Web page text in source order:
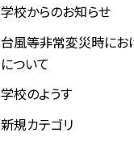
学校からのお知らせ
台風等非常変災時にお
について
学校のようす
新規カテゴリ